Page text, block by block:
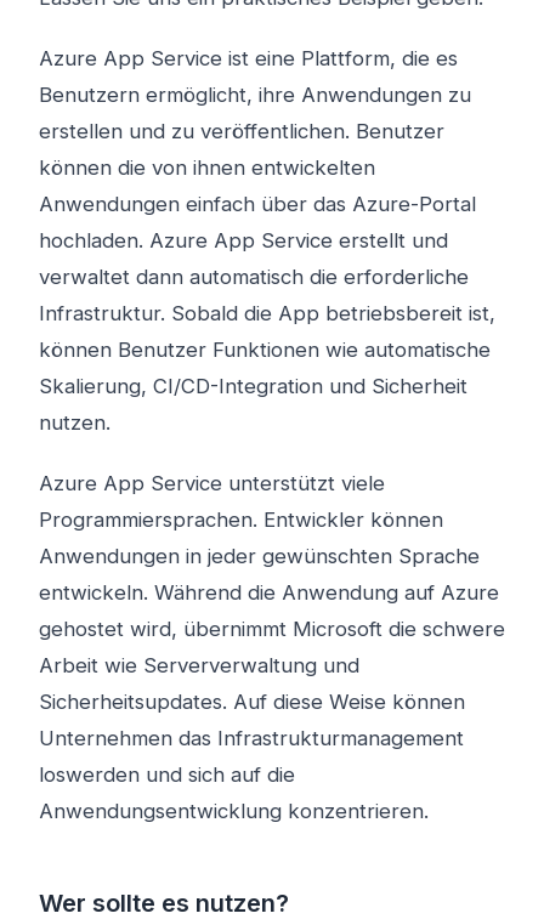
Azure App Service ist eine Plattform, die es
Benutzern ermöglicht, ihre Anwendungen zu
erstellen und zu veröffentlichen. Benutzer
können die von ihnen entwickelten
Anwendungen einfach über das Azure-Portal
hochladen. Azure App Service erstellt und
verwaltet dann automatisch die erforderliche
Infrastruktur. Sobald die App betriebsbereit ist,
können Benutzer Funktionen wie automatische
Skalierung, CI/CD-Integration und Sicherheit
nutzen.
Azure App Service unterstützt viele
Programmiersprachen. Entwickler können
Anwendungen in jeder gewünschten Sprache
entwickeln. Während die Anwendung auf Azure
gehostet wird, übernimmt Microsoft die schwere
Arbeit wie Serververwaltung und
Sicherheitsupdates. Auf diese Weise können
Unternehmen das Infrastrukturmanagement
loswerden und sich auf die
Anwendungsentwicklung konzentrieren.
Wer sollte es nutzen?